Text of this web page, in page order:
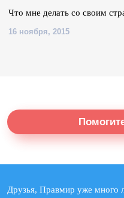
Что мне делать со своим
16 ноября, 2015
Друзья, Правмир уже много